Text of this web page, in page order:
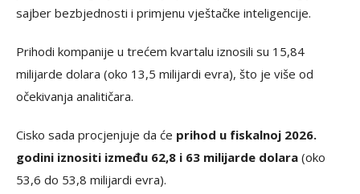
sajber bezbjednosti i primjenu vještačke inteligencije.
Prihodi kompanije u trećem kvartalu iznosili su 15,84
milijarde dolara (oko 13,5 milijardi evra), što je više od
očekivanja analitičara.
Cisko sada procjenjuje da će prihod u fiskalnoj 2026.
godini iznositi između 62,8 i 63 milijarde dolara (oko
53,6 do 53,8 milijardi evra).